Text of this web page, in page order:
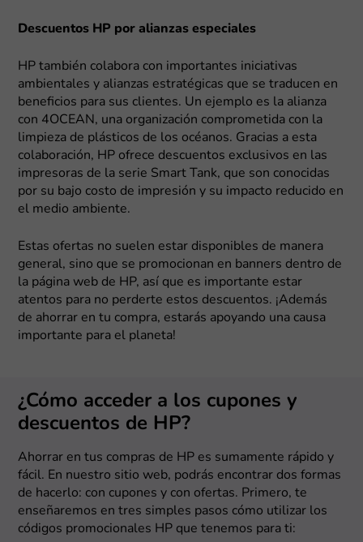
Descuentos HP por alianzas especiales
HP también colabora con importantes iniciativas
ambientales y alianzas estratégicas que se traducen en
beneficios para sus clientes. Un ejemplo es la alianza
con 4OCEAN, una organización comprometida con la
limpieza de plásticos de los océanos. Gracias a esta
colaboración, HP ofrece descuentos exclusivos en las
impresoras de la serie Smart Tank, que son conocidas
por su bajo costo de impresión y su impacto reducido en
el medio ambiente.
Estas ofertas no suelen estar disponibles de manera
general, sino que se promocionan en banners dentro de
la página web de HP, así que es importante estar
atentos para no perderte estos descuentos. ¡Además
de ahorrar en tu compra, estarás apoyando una causa
importante para el planeta!
¿Cómo acceder a los cupones y
descuentos de HP?
Ahorrar en tus compras de HP es sumamente rápido y
fácil. En nuestro sitio web, podrás encontrar dos formas
de hacerlo: con cupones y con ofertas. Primero, te
enseñaremos en tres simples pasos cómo utilizar los
códigos promocionales HP que tenemos para ti: